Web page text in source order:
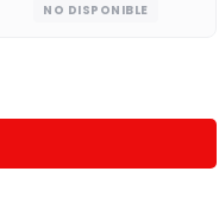
NO DISPONIBLE